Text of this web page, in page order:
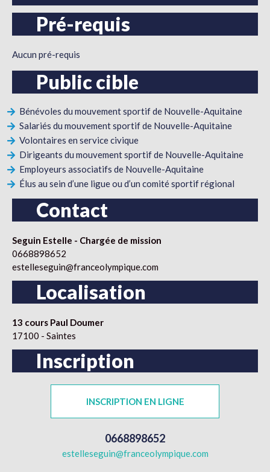
Pré-requis
Aucun pré-requis
Public cible
Bénévoles du mouvement sportif de Nouvelle-Aquitaine
Salariés du mouvement sportif de Nouvelle-Aquitaine
Volontaires en service civique
Dirigeants du mouvement sportif de Nouvelle-Aquitaine
Employeurs associatifs de Nouvelle-Aquitaine
Élus au sein d’une ligue ou d’un comité sportif régional
Contact
Seguin Estelle - Chargée de mission
0668898652
estelleseguin@franceolympique.com
Localisation
13 cours Paul Doumer
17100 - Saintes
Inscription
INSCRIPTION EN LIGNE
0668898652
estelleseguin@franceolympique.com